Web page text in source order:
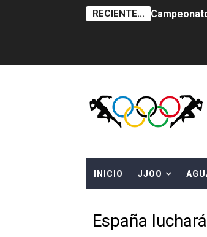
RECIENTE...
Tour de
Women's
Canadá
INICIO JJOO
España